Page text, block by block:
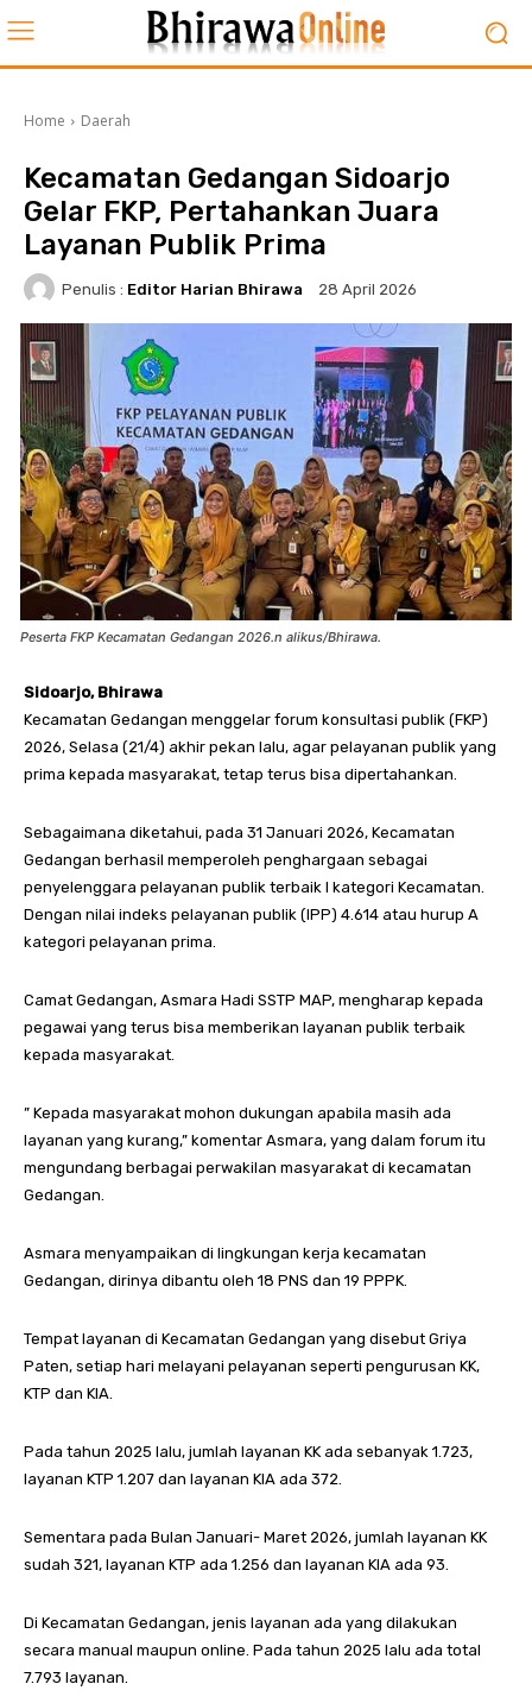
Home Daerah
Kecamatan Gedangan Sidoarjo
Gelar FKP, Pertahankan Juara
Layanan Publik Prima
Penulis : Editor Harian Bhirawa 28 April 2026
Peserta FKP Kecamatan Gedangan 2026.n alikus/Bhirawa.
Sidoarjo, Bhirawa
Kecamatan Gedangan menggelar forum konsultasi publik (FKP)
2026, Selasa (21/4) akhir pekan lalu, agar pelayanan publik yang
prima kepada masyarakat, tetap terus bisa dipertahankan.
Sebagaimana diketahui, pada 31 Januari 2026, Kecamatan
Gedangan berhasil memperoleh penghargaan sebagai
penyelenggara pelayanan publik terbaik I kategori Kecamatan.
Dengan nilai indeks pelayanan publik (IPP) 4.614 atau hurup A
kategori pelayanan prima.
Camat Gedangan, Asmara Hadi SSTP MAP, mengharap kepada
pegawai yang terus bisa memberikan layanan publik terbaik
kepada masyarakat.
” Kepada masyarakat mohon dukungan apabila masih ada
layanan yang kurang,” komentar Asmara, yang dalam forum itu
mengundang berbagai perwakilan masyarakat di kecamatan
Gedangan.
Asmara menyampaikan di lingkungan kerja kecamatan
Gedangan, dirinya dibantu oleh 18 PNS dan 19 PPPK.
Tempat layanan di Kecamatan Gedangan yang disebut Griya
Paten, setiap hari melayani pelayanan seperti pengurusan KK,
KTP dan KIA.
Pada tahun 2025 lalu, jumlah layanan KK ada sebanyak 1.723,
layanan KTP 1.207 dan layanan KIA ada 372.
Sementara pada Bulan Januari- Maret 2026, jumlah layanan KK
sudah 321, layanan KTP ada 1.256 dan layanan KIA ada 93.
Di Kecamatan Gedangan, jenis layanan ada yang dilakukan
secara manual maupun online. Pada tahun 2025 lalu ada total
7.793 layanan.